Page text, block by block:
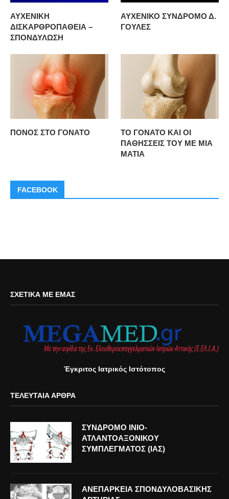
ΑΥΧΕΝΙΚΗ
ΔΙΣΚΑΡΘΡΟΠΑΘΕΙΑ –
ΣΠΟΝΔΥΛΩΣΗ
ΑΥΧΕΝΙΚΟ ΣΥΝΔΡΟΜΟ Δ.
ΓΟΥΛΕΣ
ΠΟΝΟΣ ΣΤΟ ΓΟΝΑΤΟ
ΤΟ ΓΟΝΑΤΟ ΚΑΙ ΟΙ
ΠΑΘΗΣΣΕΙΣ ΤΟΥ ΜΕ ΜΙΑ
ΜΑΤΙΑ
FACEBOOK
ΣΧΕΤΙΚΆ ΜΕ ΕΜΆΣ
Έγκριτος Ιατρικός Ιστότοπος
ΤΕΛΕΥΤΑΊΑ ΆΡΘΡΑ
ΣΥΝΔΡΟΜΟ ΙΝΙΟ-
ΑΤΛΑΝΤΟΑΞΟΝΙΚΟΥ
ΣΥΜΠΛΕΓΜΑΤΟΣ (ΙΑΣ)
ΑΝΕΠΑΡΚΕΙΑ ΣΠΟΝΔΥΛΟΒΑΣΙΚΗΣ